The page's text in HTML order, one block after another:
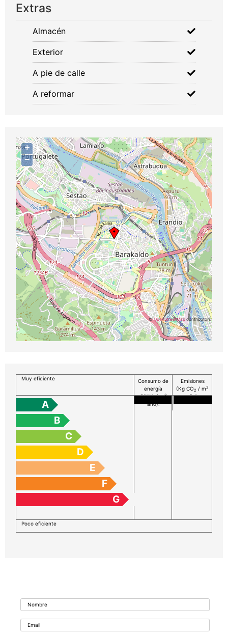
Extras
Almacén
Exterior
A pie de calle
A reformar
+
−
©OpenStreetMap contributors
Muy eficiente
Consumo de
energía
(KW h / m2
año):
Emisiones
(Kg CO2 / m2
año):
A
B
C
D
E
F
G
Poco eficiente